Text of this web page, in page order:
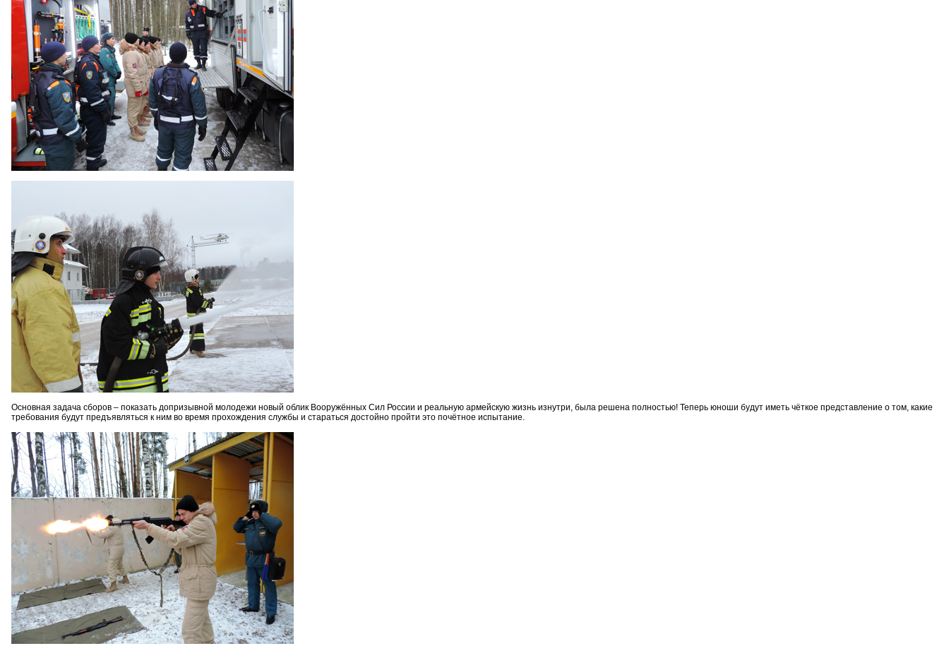
Основная задача сборов – показать допризывной молодежи новый облик Вооружённых Сил России и реальную армейскую жизнь изнутри, была решена полностью! Теперь юноши будут иметь чёткое представление о том, какие
требования будут предъявляться к ним во время прохождения службы и стараться достойно пройти это почётное испытание.